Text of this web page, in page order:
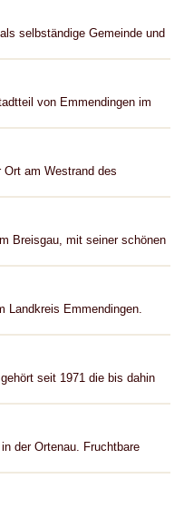
selbständige Gemeinde und
von Emmendingen im
am Westrand des
Breisgau, mit seiner schönen
Landkreis Emmendingen.
seit 1971 die bis dahin
der Ortenau. Fruchtbare